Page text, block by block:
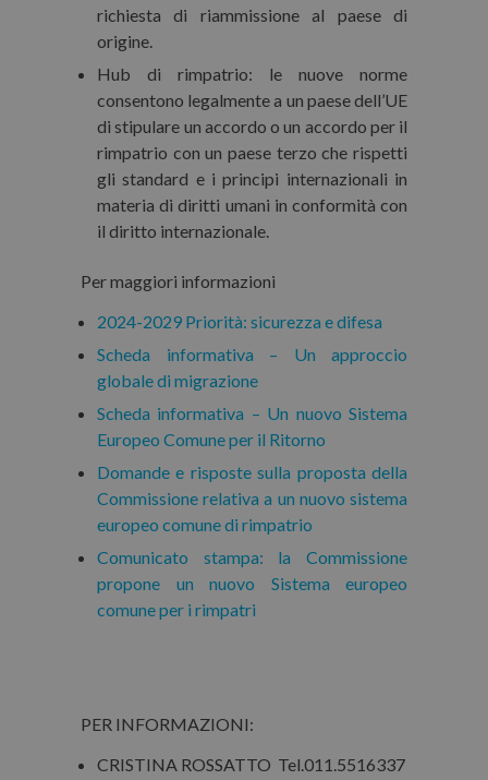
richiesta di riammissione al paese di
origine
Hub di rimpatrio: le nuove norme
consentono legalmente a un paese dell’UE
di stipulare un accordo o un accordo per il
rimpatrio con un paese terzo che rispetti
gli standard e i principi internazionali in
materia di diritti umani in conformità con
il diritto internazionale.
Per maggiori informazioni
2024-2029 Priorità: sicurezza e difesa
Scheda informativa – Un approccio
globale di migrazione
Scheda informativa – Un nuovo Sistema
Europeo Comune per il Ritorno
Domande e risposte sulla proposta della
Commissione relativa a un nuovo sistema
europeo comune di rimpatrio
Comunicato stampa: la Commissione
propone un nuovo Sistema europeo
comune per i rimpatri
PER INFORMAZIONI:
CRISTINA ROSSATTO Tel.011.5516337